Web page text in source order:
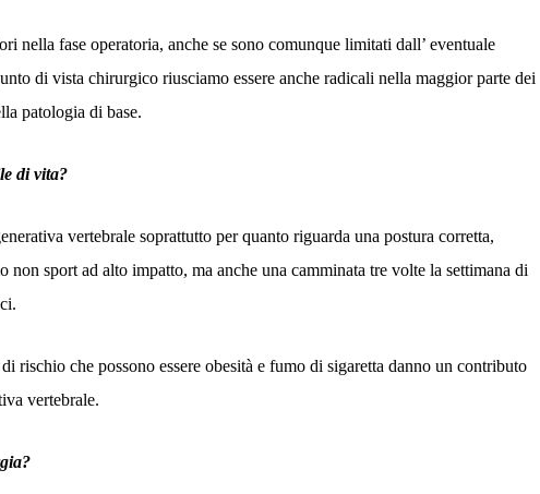
nella fase operatoria, anche se sono comunque limitati dall’ eventuale
di vista chirurgico riusciamo essere anche radicali nella maggior parte dei
patologia di base.
di vita?
vertebrale soprattutto per quanto riguarda una postura corretta,
sport ad alto impatto, ma anche una camminata tre volte la settimana di
rischio che possono essere obesità e fumo di sigaretta danno un contributo
vertebrale.